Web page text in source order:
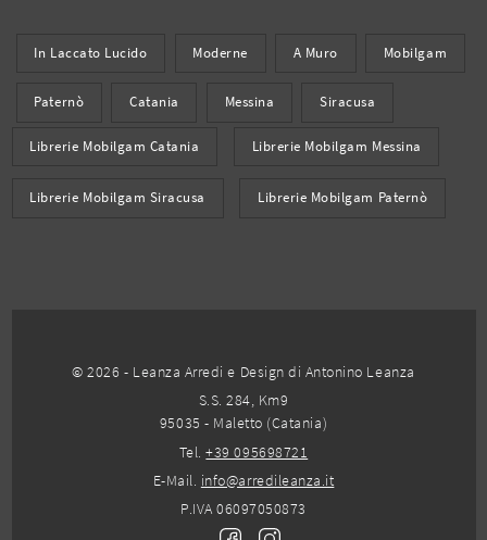
In Laccato Lucido Moderne A Muro Mobilgam
Paternò Catania Messina Siracusa
Librerie Mobilgam Catania Librerie Mobilgam Messina
Librerie Mobilgam Siracusa Librerie Mobilgam Paternò
© 2026 - Leanza Arredi e Design di Antonino Leanza
S.S. 284, Km9
95035 - Maletto (Catania)
Tel.+39 095698721
E-Mail. info@arredileanza.it
P.IVA 06097050873